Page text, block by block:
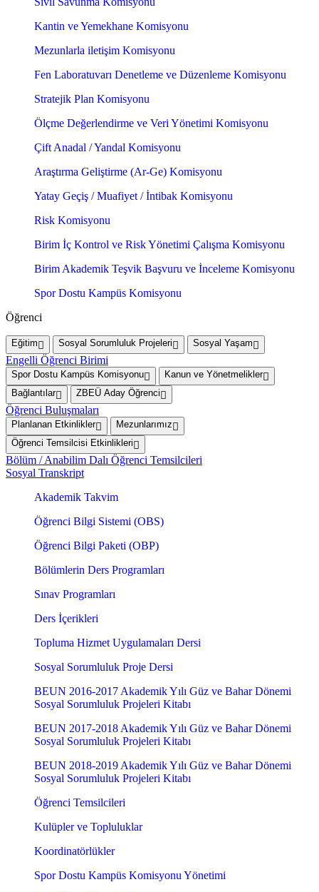
Kantin ve Yemekhane Komisyonu
Mezunlarla iletişim Komisyonu
Fen Laboratuvarı Denetleme ve Düzenleme Komisyonu
Stratejik Plan Komisyonu
Ölçme Değerlendirme ve Veri Yönetimi Komisyonu
Çift Anadal / Yandal Komisyonu
Araştırma Geliştirme (Ar-Ge) Komisyonu
Yatay Geçiş / Muafiyet / İntibak Komisyonu
Risk Komisyonu
Birim İç Kontrol ve Risk Yönetimi Çalışma Komisyonu
Birim Akademik Teşvik Başvuru ve İnceleme Komisyonu
Spor Dostu Kampüs Komisyonu
Öğrenci
Eğitim Sosyal Sorumluluk Projeleri Sosyal Yaşam
Engelli Öğrenci Birimi
Spor Dostu Kampüs Komisyonu
Kanun ve Yönetmelikler
Bağlantılar
ZBEÜ Aday Öğrenci
Öğrenci Buluşmaları
Planlanan Etkinlikler
Mezunlarımız
Öğrenci Temsilcisi Etkinlikleri
Bölüm / Anabilim Dalı Öğrenci Temsilcileri
Sosyal Transkript
Akademik Takvim
Öğrenci Bilgi Sistemi (OBS)
Öğrenci Bilgi Paketi (OBP)
Bölümlerin Ders Programları
Sınav Programları
Ders İçerikleri
Topluma Hizmet Uygulamaları Dersi
Sosyal Sorumluluk Proje Dersi
BEUN 2016-2017 Akademik Yılı Güz ve Bahar Dönemi
Sosyal Sorumluluk Projeleri Kitabı
BEUN 2017-2018 Akademik Yılı Güz ve Bahar Dönemi
Sosyal Sorumluluk Projeleri Kitabı
BEUN 2018-2019 Akademik Yılı Güz ve Bahar Dönemi
Sosyal Sorumluluk Projeleri Kitabı
Öğrenci Temsilcileri
Kulüpler ve Topluluklar
Koordinatörlükler
Spor Dostu Kampüs Komisyonu Yönetimi